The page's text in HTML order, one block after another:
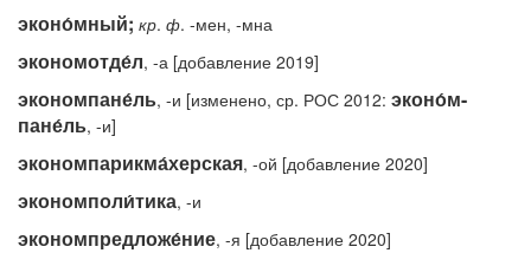
эконо́мный; кр. ф. -мен, -мна
экономотде́л, -а [добавление 2019]
экономпане́ль, -и [изменено, ср. РОС 2012: эконо́м-
пане́ль, -и]
экономпарикма́херская, -ой [добавление 2020]
экономполи́тика, -и
экономпредложе́ние, -я [добавление 2020]